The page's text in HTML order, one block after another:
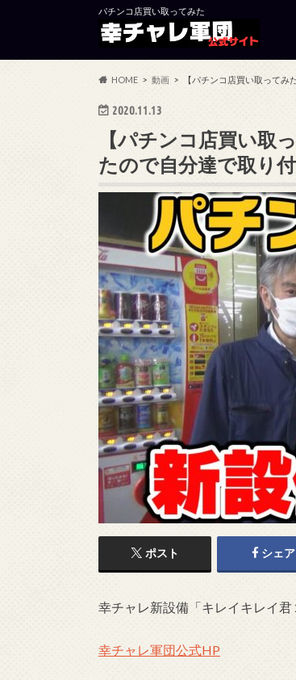
パチンコ店買い取ってみた
HOME 動画 【パチンコ店買い取って
2020.11.13
【パチンコ店買い取
たので自分達で取り
ポスト シェア
幸チャレ新設備「キレイキレイ
幸チャレ軍団公式HP